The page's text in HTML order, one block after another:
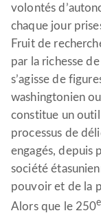
volontés
chaque jour
Fruit de
par la richesse
s’agisse de
washingtonien
constitue un
processus de
engagés, depuis
société
pouvoir et de la
Alors que le 250e